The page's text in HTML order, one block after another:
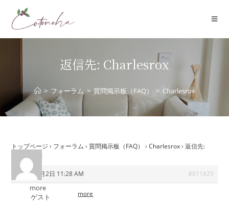
返信先: Charlesrox
> フォーラム > 質問掲示板（FAQ） > Charlesrox
トップページ › フォーラム › 質問掲示板（FAQ） › Charlesrox › 返信先:
Charlesrox
2026年6月2日 11:28 AM #611829
more
ゲスト
more